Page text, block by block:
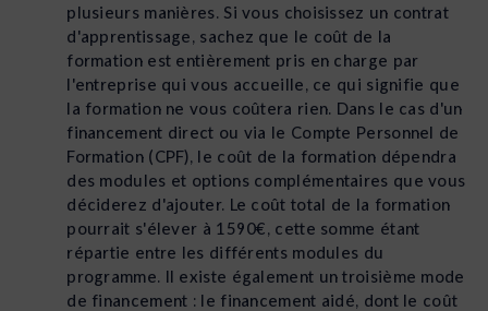
plusieurs manières. Si vous choisissez un contrat
d'apprentissage, sachez que le coût de la
formation est entièrement pris en charge par
l'entreprise qui vous accueille, ce qui signifie que
la formation ne vous coûtera rien. Dans le cas d'un
financement direct ou via le Compte Personnel de
Formation (CPF), le coût de la formation dépendra
des modules et options complémentaires que vous
déciderez d'ajouter. Le coût total de la formation
pourrait s'élever à 1590€, cette somme étant
répartie entre les différents modules du
programme. Il existe également un troisième mode
de financement : le financement aidé, dont le coût